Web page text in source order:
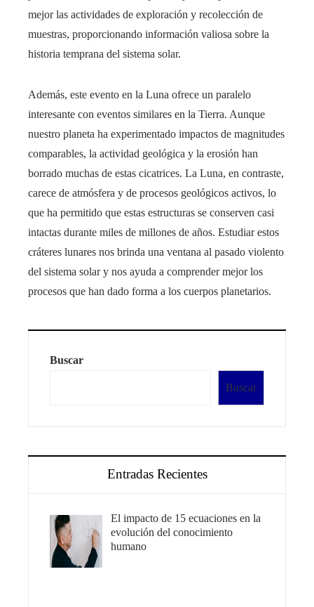
mejor las actividades de exploración y recolección de
muestras, proporcionando información valiosa sobre la
historia temprana del sistema solar.
Además, este evento en la Luna ofrece un paralelo
interesante con eventos similares en la Tierra. Aunque
nuestro planeta ha experimentado impactos de magnitudes
comparables, la actividad geológica y la erosión han
borrado muchas de estas cicatrices. La Luna, en contraste,
carece de atmósfera y de procesos geológicos activos, lo
que ha permitido que estas estructuras se conserven casi
intactas durante miles de millones de años. Estudiar estos
cráteres lunares nos brinda una ventana al pasado violento
del sistema solar y nos ayuda a comprender mejor los
procesos que han dado forma a los cuerpos planetarios.
Buscar
Buscar
Entradas Recientes
El impacto de 15 ecuaciones en la
evolución del conocimiento
humano